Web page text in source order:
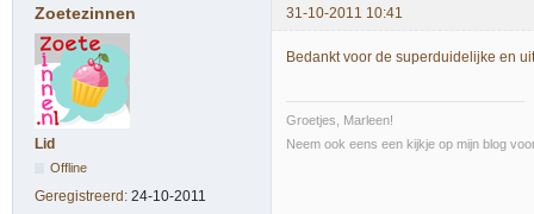
Zoetezinnen 31-10-2011 10:41
Lid
Offline
Geregistreerd: 24-10-2011
Bedankt voor de superduidelijke en
Groetjes, Marleen!
Neem ook eens een kijkje op mijn blog